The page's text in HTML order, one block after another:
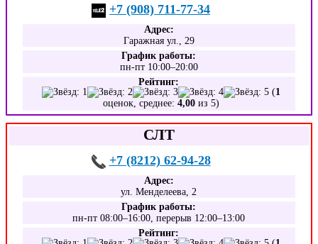
+7 (908) 711-77-34
Адрес:
Гаражная ул., 29
График работы:
пн-пт 10:00–20:00
Рейтинг:
(1
оценок, среднее:4,00 из 5)
СЛТ
+7 (8212) 62-94-28
Адрес:
ул. Менделеева, 2
График работы:
пн-пт 08:00–16:00, перерыв 12:00–13:00
Рейтинг: